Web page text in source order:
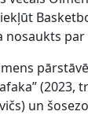
nosaukts par
(2023,
un